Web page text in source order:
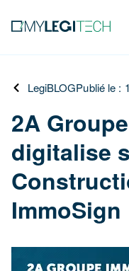
LegiBLOGPublié le :
2A
digitalise
ImmoSign